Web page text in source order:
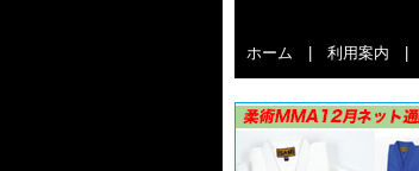
ホーム 利用案内